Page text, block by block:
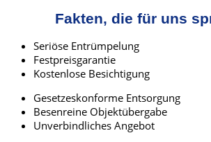
Fakten, die für uns
Seriöse Entrümpelung
Festpreisgarantie
Kostenlose Besichtigung
Gesetzeskonforme Entsorgung
Besenreine Objektübergabe
Unverbindliches Angebot